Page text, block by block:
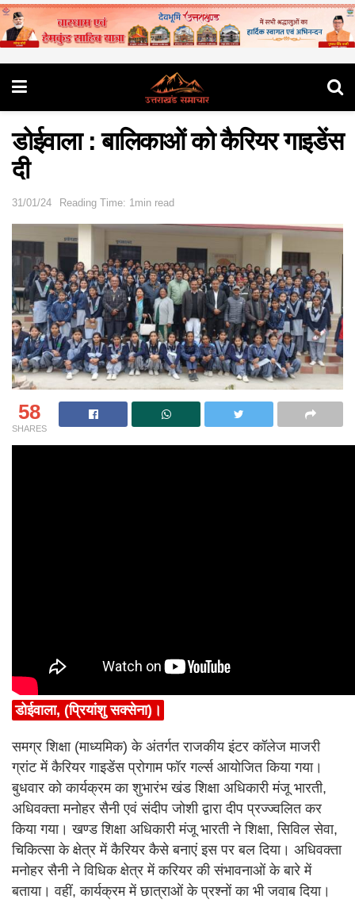
डोईवाला : बालिकाओं को कैरियर गाइडेंस
दी
31/01/24 Reading Time: 1min read
58
SHARES
डोईवाला, (प्रियांशु सक्सेना)।
समग्र शिक्षा (माध्यमिक) के अंतर्गत राजकीय इंटर कॉलेज माजरी
ग्रांट में कैरियर गाइडेंस प्रोगाम फॉर गर्ल्स आयोजित किया गया।
बुधवार को कार्यक्रम का शुभारंभ खंड शिक्षा अधिकारी मंजू भारती,
अधिवक्ता मनोहर सैनी एवं संदीप जोशी द्वारा दीप प्रज्ज्वलित कर
किया गया। खण्ड शिक्षा अधिकारी मंजू भारती ने शिक्षा, सिविल सेवा,
चिकित्सा के क्षेत्र में कैरियर कैसे बनाएं इस पर बल दिया। अधिवक्ता
मनोहर सैनी ने विधिक क्षेत्र में करियर की संभावनाओं के बारे में
बताया। वहीं, कार्यक्रम में छात्राओं के प्रश्नों का भी जवाब दिया।